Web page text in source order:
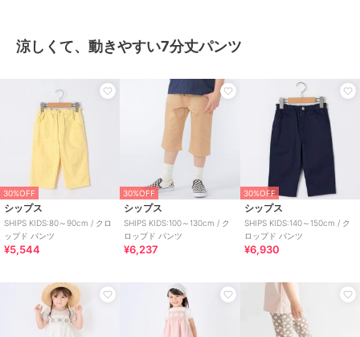
涼しくて、動きやすい7分丈パンツ
30%OFF
シップス
SHIPS KIDS:80～90cm / クロ
ップド パンツ
¥5,544
30%OFF
シップス
SHIPS KIDS:100～130cm / ク
ロップド パンツ
¥6,237
30%OFF
シップス
SHIPS KIDS:140～150cm / ク
ロップド パンツ
¥6,930